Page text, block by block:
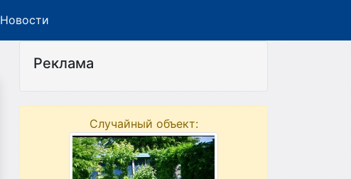
Новости
Реклама
Случайный объект: